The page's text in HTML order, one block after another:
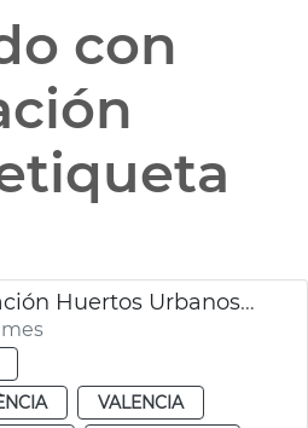
con
Licitación reparación Huertos Urbanos Sociópolis
VALENCIA